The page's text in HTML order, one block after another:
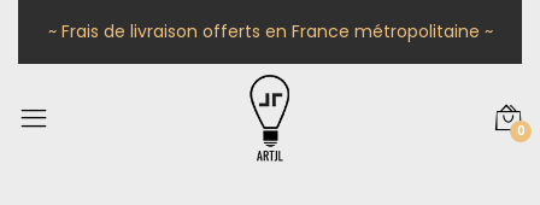
~ Frais de livraison offerts en France métropolitaine ~
0